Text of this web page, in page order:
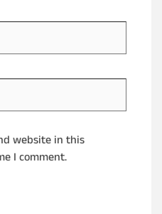
website in this
I comment.